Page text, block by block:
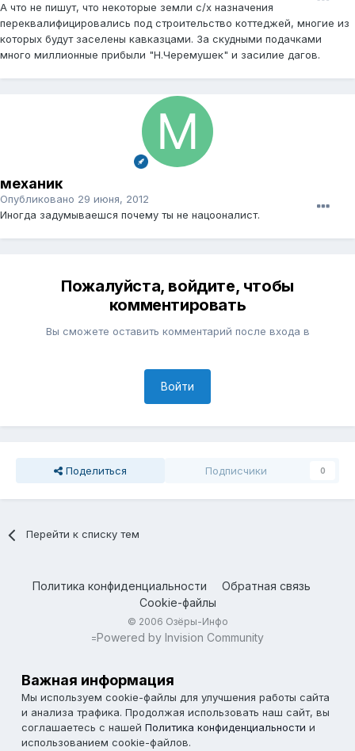
А что не пишут, что некоторые земли с/х назначения
переквалифицировались под строительство коттеджей, многие из
которых будут заселены кавказцами. За скудными подачками
много миллионные прибыли "Н.Черемушек" и засилие дагов.
механик
Опубликовано 29 июня, 2012
Иногда задумываешся почему ты не нацооналист.
Пожалуйста, войдите, чтобы
комментировать
Вы сможете оставить комментарий после входа в
Войти
Поделиться Подписчики 0
Перейти к списку тем
Политика конфиденциальности
Обратная связь
Cookie-файлы
© 2006 Озёры-Инфо
=Powered by Invision Community
Важная информация
Мы используем cookie-файлы для улучшения работы сайта
и анализа трафика. Продолжая использовать наш сайт, вы
соглашаетесь с нашей Политика конфиденциальности и
использованием cookie-файлов.